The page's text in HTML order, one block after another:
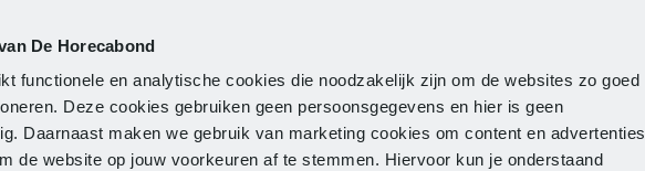
De Horecabond
functionele en analytische cookies die noodzakelijk zijn om de websites zo goed
Deze cookies gebruiken geen persoonsgegevens en hier is geen
Daarnaast maken we gebruik van marketing cookies om content en advertenties
de website op jouw voorkeuren af te stemmen. Hiervoor kun je onderstaand